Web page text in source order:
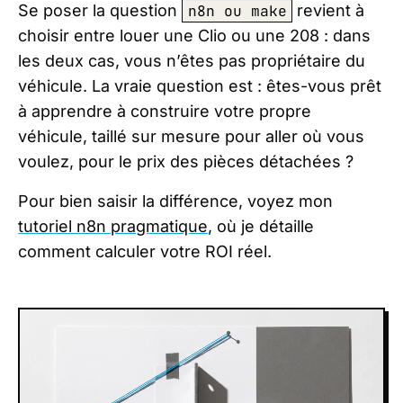
Se poser la question n8n ou make
revient à
choisir entre louer une Clio ou une 208 : dans
les deux cas, vous n’êtes pas propriétaire du
véhicule. La vraie question est : êtes-vous prêt
à apprendre à construire votre propre
véhicule, taillé sur mesure pour aller où vous
voulez, pour le prix des pièces détachées ?
Pour bien saisir la différence, voyez mon
tutoriel n8n pragmatique, où je détaille
comment calculer votre ROI réel.